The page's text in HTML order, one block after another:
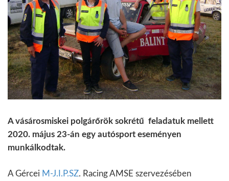
A vásárosmiskei polgárőrök sokrétű feladatuk mellett
2020. május 23-án egy autósport eseményen
munkálkodtak.
A Gércei M-J.I.P.SZ. Racing AMSE szervezésében